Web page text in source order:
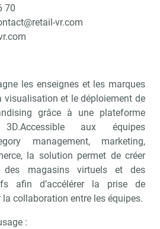
70
vr.com
les enseignes et les marques
visualisation et le déploiement de
grâce à une plateforme
aux équipes
management, marketing,
la solution permet de créer
des magasins virtuels et des
afin d’accélérer la prise de
collaboration entre les équipes.
: